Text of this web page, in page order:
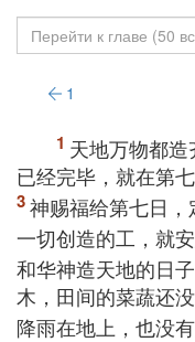
1
天地万物都造
已经完毕，就在第
神赐福给第七日
一切创造的工，就安
和华神造天地的日子
木，田间的菜蔬还
降雨在地上，也没有